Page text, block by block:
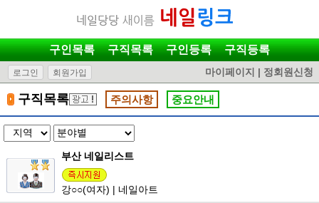
구인목록 구직목록 구인등록 구직등록
로그인 회원가입 마이페이지 | 정회원신청
구직목록 주의사항 중요안내
부산 네일리스트
강○○(여자) | 네일아트